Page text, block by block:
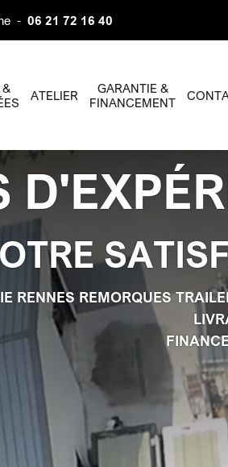
- 06 21 72 16 40
ATELIER
GARANTIE &
FINANCEMENT
RENNES REMORQUES